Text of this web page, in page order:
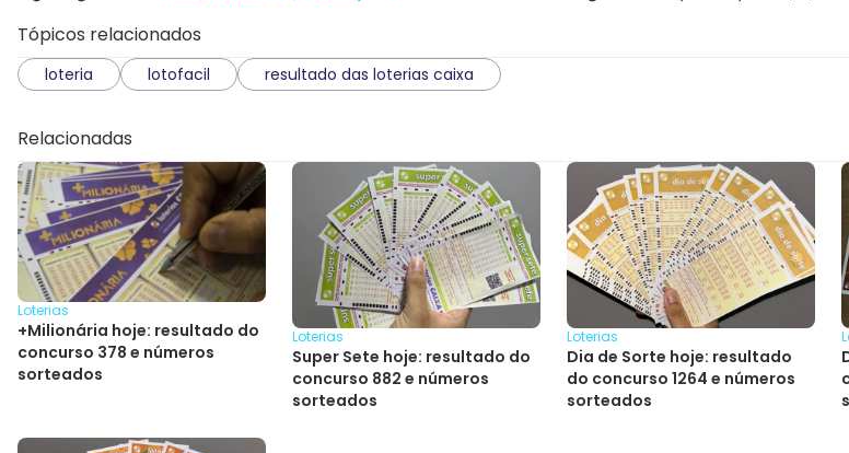
Tópicos relacionados
loteria lotofacil resultado das loterias caixa
Relacionadas
Loterias
+Milionária hoje: resultado do
concurso 378 e números
sorteados
Loterias
Super Sete hoje: resultado do
concurso 882 e números
sorteados
Loterias
Dia de Sorte hoje: resultado
do concurso 1264 e números
sorteados